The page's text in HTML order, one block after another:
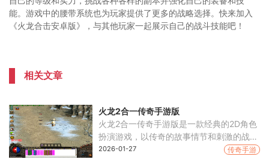
能。游戏中的腰带系统也为玩家提供了更多的战略选择。快来加入
《火龙合击安卓版》，与其他玩家一起展示自己的战斗技能吧！
相关文章
火龙2合一传奇手游版
火龙2合一传奇手游版是一款经典的2D角色
扮演游戏，以传奇的故事情节和刺激的战斗
玩法为特色，让玩家能够体验到真实的战斗
2026-01-27 传奇手游